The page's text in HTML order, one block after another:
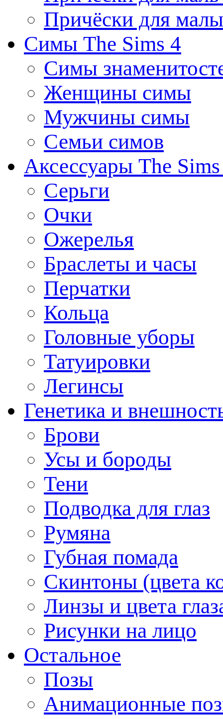
Причёски для
Симы The Sims 4
Симы
Женщины симы
Мужчины симы
Семьи симов
Аксессуары The
Серьги
Очки
Ожерелья
Браслеты и часы
Перчатки
Кольца
Головные уборы
Татуировки
Легинсы
Генетика и
Брови
Усы и бороды
Тени
Подводка для глаз
Румяна
Губная помада
Скинтоны (цвета
Линзы и цвета
Рисунки на лицо
Остальное
Позы
Анимационные